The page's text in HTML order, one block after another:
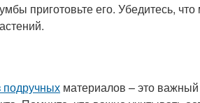
приготовьте его. Убедитесь,
подручных материалов – это